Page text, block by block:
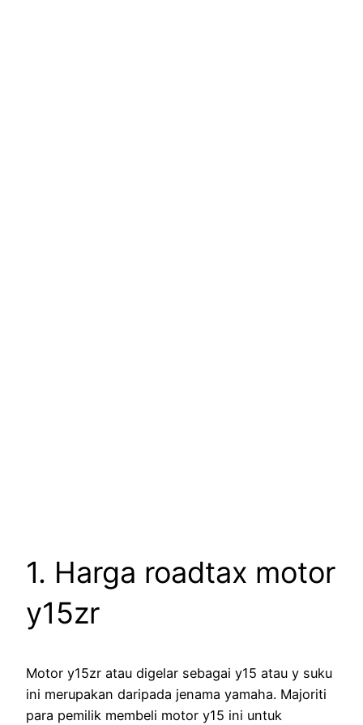
1. Harga roadtax motor
y15zr
Motor y15zr atau digelar sebagai y15 atau y suku
ini merupakan daripada jenama yamaha. Majoriti
para pemilik membeli motor y15 ini untuk